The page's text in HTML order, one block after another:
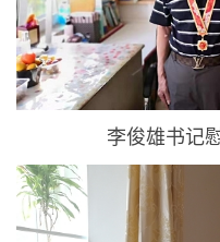
李俊雄书记慰